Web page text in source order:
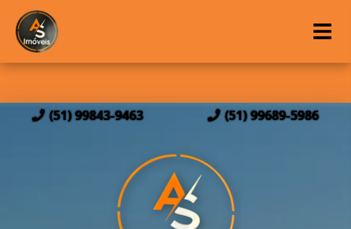
(51) 99843-9463 (51) 99689-5986